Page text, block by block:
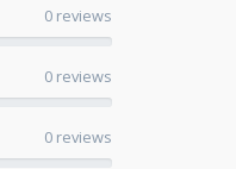
0 reviews
0 reviews
0 reviews